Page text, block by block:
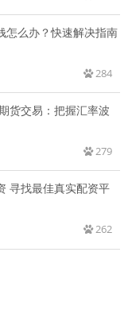
怎么办？快速解决指南
284
货交易：把握汇率波
279
寻找最佳真实配资平
262